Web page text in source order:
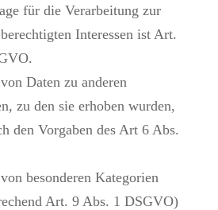
für die Verarbeitung zur
Interessen ist Art.
Daten zu anderen
zu den sie erhoben wurden,
den Vorgaben des Art 6 Abs.
besonderen Kategorien
Art. 9 Abs. 1 DSGVO)